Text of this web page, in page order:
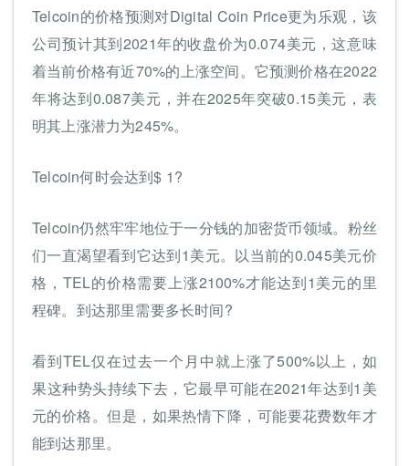
Telcoin的价格预测对Digital Coin Price更为乐观，该
公司预计其到2021年的收盘价为0.074美元，这意味
着当前价格有近70%的上涨空间。它预测价格在2022
年将达到0.087美元，并在2025年突破0.15美元，表
明其上涨潜力为245%。
Telcoin何时会达到$ 1?
Telcoin仍然牢牢地位于一分钱的加密货币领域。粉丝
们一直渴望看到它达到1美元。以当前的0.045美元价
格，TEL的价格需要上涨2100%才能达到1美元的里
程碑。到达那里需要多长时间?
看到TEL仅在过去一个月中就上涨了500%以上，如
果这种势头持续下去，它最早可能在2021年达到1美
元的价格。但是，如果热情下降，可能要花费数年才
能到达那里。